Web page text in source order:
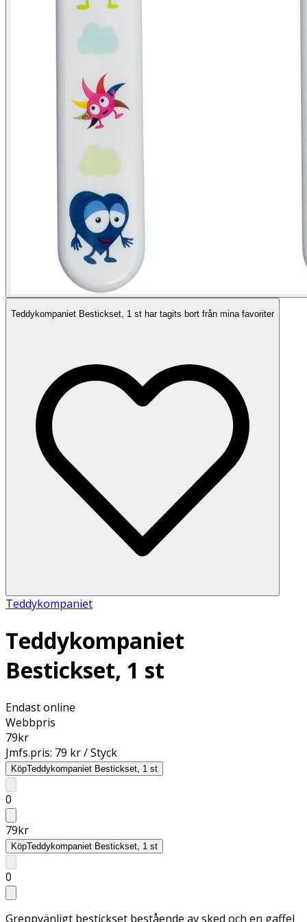
Teddykompaniet Bestickset, 1 st har tagits bort från mina favoriter
Teddykompaniet
Teddykompaniet
Bestickset, 1 st
Endast online
Webbpris
79kr
Jmfs.pris: 79 kr / Styck
KöpTeddykompaniet Bestickset, 1 st
0
79kr
KöpTeddykompaniet Bestickset, 1 st
0
Greppvänligt bestickset bestående av sked och en gaffel